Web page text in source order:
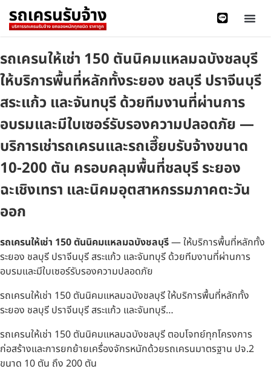
รถเครนให้เช่า 150 ตันนิคมแหลมฉบังชลบุรี
ให้บริการพื้นที่หลักทั้งระยอง ชลบุรี ปราจีนบุรี
สระแก้ว และจันทบุรี ด้วยทีมงานที่ผ่านการ
อบรมและมีใบเซอร์รับรองความปลอดภัย —
บริการเช่ารถเครนและรถเฮี๊ยบรับจ้างขนาด
10-200 ตัน ครอบคลุมพื้นที่ชลบุรี ระยอง
ฉะเชิงเทรา และนิคมอุตสาหกรรมภาคตะวัน
ออก
รถเครนให้เช่า 150 ตันนิคมแหลมฉบังชลบุรี— ให้บริการพื้นที่หลักทั้ง
ระยอง ชลบุรี ปราจีนบุรี สระแก้ว และจันทบุรี ด้วยทีมงานที่ผ่านการ
อบรมและมีใบเซอร์รับรองความปลอดภัย
รถเครนให้เช่า 150 ตันนิคมแหลมฉบังชลบุรี ให้บริการพื้นที่หลักทั้ง
ระยอง ชลบุรี ปราจีนบุรี สระแก้ว และจันทบุรี…
รถเครนให้เช่า 150 ตันนิคมแหลมฉบังชลบุรี ตอบโจทย์ทุกโครงการ
ก่อสร้างและการยกย้ายเครื่องจักรหนักด้วยรถเครนมาตรฐาน ปจ.2
ขนาด 10 ตัน ถึง 200 ตัน